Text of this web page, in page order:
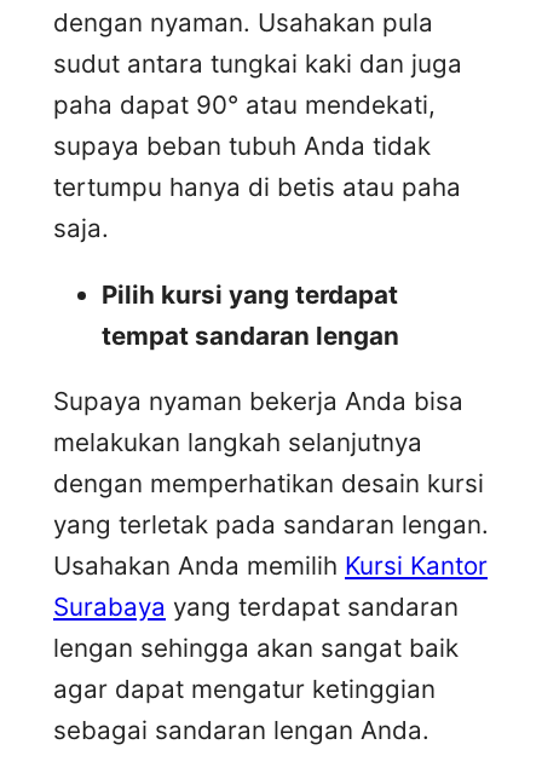
dengan nyaman. Usahakan pula
sudut antara tungkai kaki dan juga
paha dapat 90° atau mendekati,
supaya beban tubuh Anda tidak
tertumpu hanya di betis atau paha
saja.
Pilih kursi yang terdapat
tempat sandaran lengan
Supaya nyaman bekerja Anda bisa
melakukan langkah selanjutnya
dengan memperhatikan desain kursi
yang terletak pada sandaran lengan.
Usahakan Anda memilih Kursi Kantor
Surabaya yang terdapat sandaran
lengan sehingga akan sangat baik
agar dapat mengatur ketinggian
sebagai sandaran lengan Anda.